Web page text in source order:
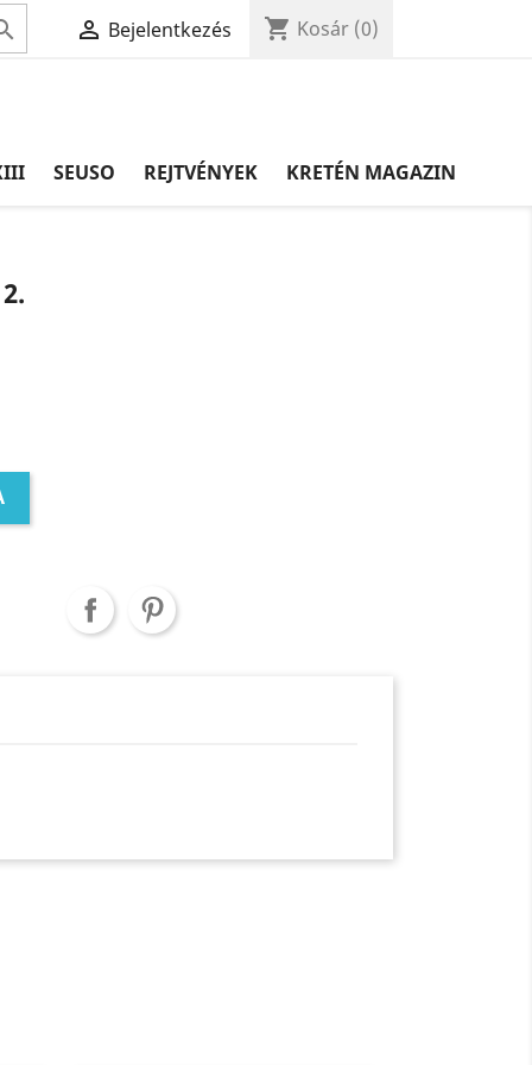
 Bejelentkezés shopping_cart Kosár (0)
SEUSO REJTVÉNYEK KRETÉN MAGAZIN